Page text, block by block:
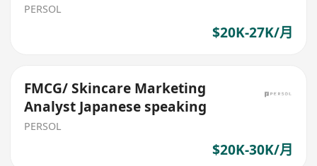
PERSOL
$20K-27K/月
FMCG/ Skincare Marketing
Analyst Japanese speaking
PERSOL
$20K-30K/月